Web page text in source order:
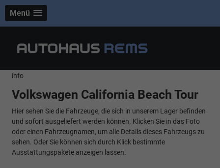
Menü
info
Volkswagen California Beach Tour
Hier sehen Sie die Fahrzeuge, die sich in unserem Lager befinden
und sofort ausgeliefert werden können. Klicken Sie in das Foto
oder einen Fahrzeugnamen, um alle Details dieses Fahrzeugs zu
sehen. Oder Sie können sich durch Klick bestimmte
Ausstattungspakete anzeigen lassen.